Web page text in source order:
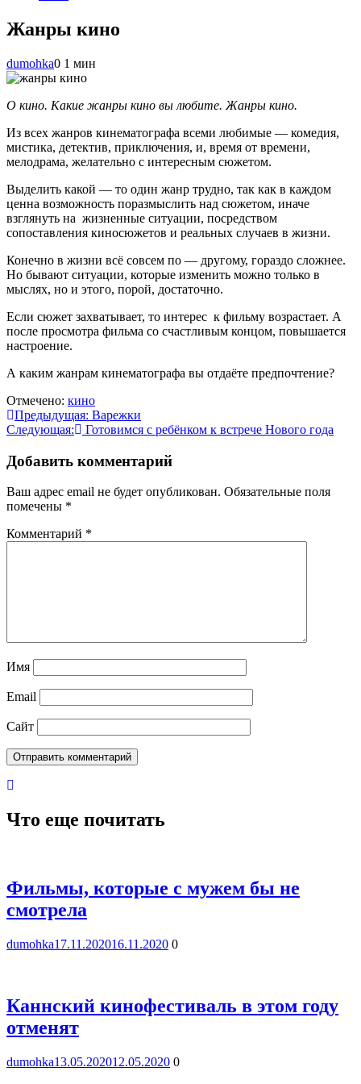
Жанры кино
dumohka0 1 мин
О кино. Какие жанры кино вы любите. Жанры кино.
Из всех жанров кинематографа всеми любимые — комедия,
мистика, детектив, приключения, и, время от времени,
мелодрама, желательно с интересным сюжетом.
Выделить какой — то один жанр трудно, так как в каждом
ценна возможность поразмыслить над сюжетом, иначе
взглянуть на жизненные ситуации, посредством
сопоставления киносюжетов и реальных случаев в жизни.
Конечно в жизни всё совсем по — другому, гораздо сложнее.
Но бывают ситуации, которые изменить можно только в
мыслях, но и этого, порой, достаточно.
Если сюжет захватывает, то интерес к фильму возрастает. А
после просмотра фильма со счастливым концом, повышается
настроение.
А каким жанрам кинематографа вы отдаёте предпочтение?
Отмечено: кино
Навигация
по
записям
Предыдущая: Варежки
Следующая:
Готовимся с ребёнком к встрече Нового года
Добавить комментарий
Ваш адрес email не будет опубликован. Обязательные поля
помечены *
Комментарий *
Имя
Email
Сайт
Что еще почитать
Фильмы, которые с мужем бы не
смотрела
dumohka17.11.202016.11.2020 0
Каннский кинофестиваль в этом году
отменят
dumohka13.05.202012.05.2020 0